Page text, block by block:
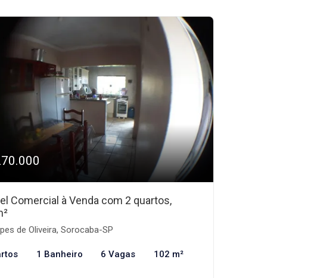
Comercial à Venda com 2 quartos,
de Oliveira, Sorocaba-SP
1 Banheiro 6 Vagas 102 m²